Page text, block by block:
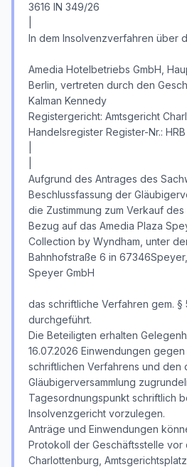
3616 IN 349/26
In dem Insolvenzverfahren über
Amedia Hotelbetriebs GmbH,
Berlin, vertreten durch den
Kalman Kennedy
Registergericht: Amtsgericht
Handelsregister Register-Nr.:
Aufgrund des Antrages des
Beschlussfassung der
die Zustimmung zum Verkauf
Bezug auf das Amedia Plaza
Collection by Wyndham, unter
Bahnhofstraße 6 in
Speyer GmbH
das schriftliche Verfahren gem. §
durchgeführt.
Die Beteiligten erhalten
16.07.2026 Einwendungen
schriftlichen Verfahrens und den
Gläubigerversammlung
Tagesordnungspunkt schriftlich
Insolvenzgericht vorzulegen.
Anträge und Einwendungen
Protokoll der Geschäftsstelle vor
Charlottenburg,